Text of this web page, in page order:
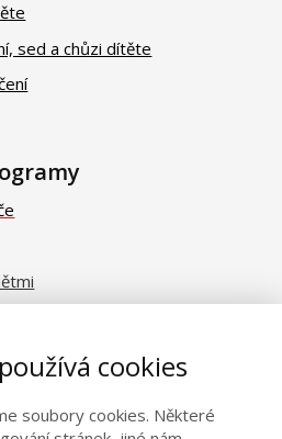
sed a chůzi dítěte
cookies
soubory cookies. Některé